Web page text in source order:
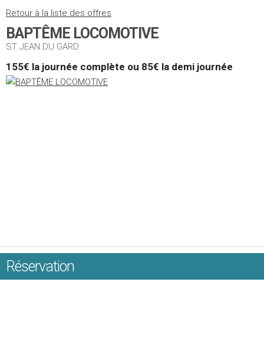
Retour à la liste des offres
BAPTÊME LOCOMOTIVE
ST JEAN DU GARD
155€ la journée complète ou 85€ la demi journée
Réservation